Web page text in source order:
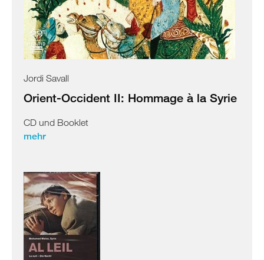
Jordi Savall
Orient-Occident II: Hommage à la Syrie
CD und Booklet
mehr